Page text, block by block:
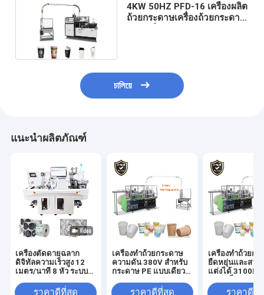
4KW 50HZ PFD-16 เครื่องผลิต
ถ้วยกระดาษเครื่องถ้วยกระดาษ
চালিয়ে
แนะนำผลิตภัณฑ์
เครื่องตัดดายฉลาก
ดิจิทัลความเร็วสูง 12
เมตร/นาที 8 หัว ระบบ
อเนกประสงค์สำหรับตัด
ราคาดีที่สุด
เครื่องทําถ้วยกระดาษ
ความดัน 380V สําหรับ
กระดาษ PE แบบเดียว/
ราคาดีที่สุด
เครื่องทําถ้วยกร
ยืดหยุ่นและสาม
แต่งได้ 3100KG
/ นาทีราคาดีที่